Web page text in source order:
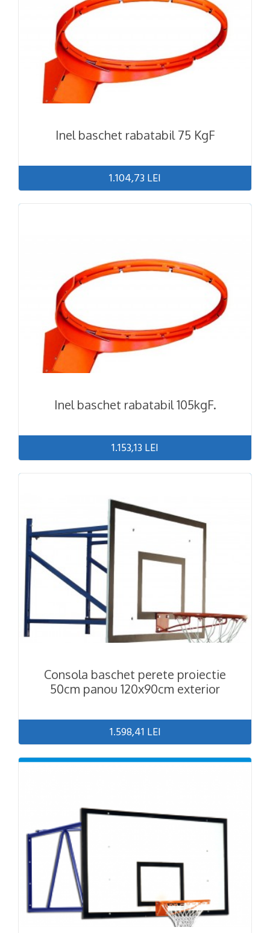
Inel baschet rabatabil 75 KgF
1.104,73 LEI
Inel baschet rabatabil 105kgF.
1.153,13 LEI
Consola baschet perete proiectie
50cm panou 120x90cm exterior
1.598,41 LEI